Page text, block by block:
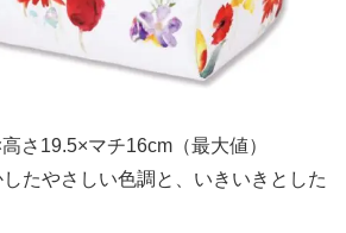
さ19.5×マチ16cm（最大値）
たやさしい色調と、いきいきとした